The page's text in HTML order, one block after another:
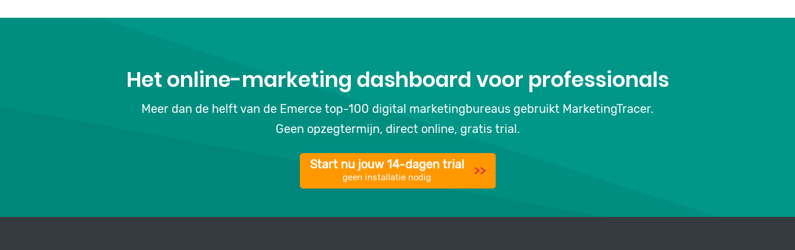
Het online-marketing dashboard voor professionals
Meer dan de helft van de Emerce top-100 digital marketingbureaus gebruikt MarketingTracer.
Geen opzegtermijn, direct online, gratis trial.
Start nu jouw 14-dagen trial
geen installatie nodig >>